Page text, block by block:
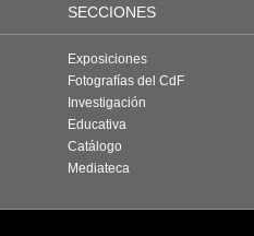
SECCIONES
Exposiciones
Fotografías del CdF
Investigación
Educativa
Catálogo
Mediateca